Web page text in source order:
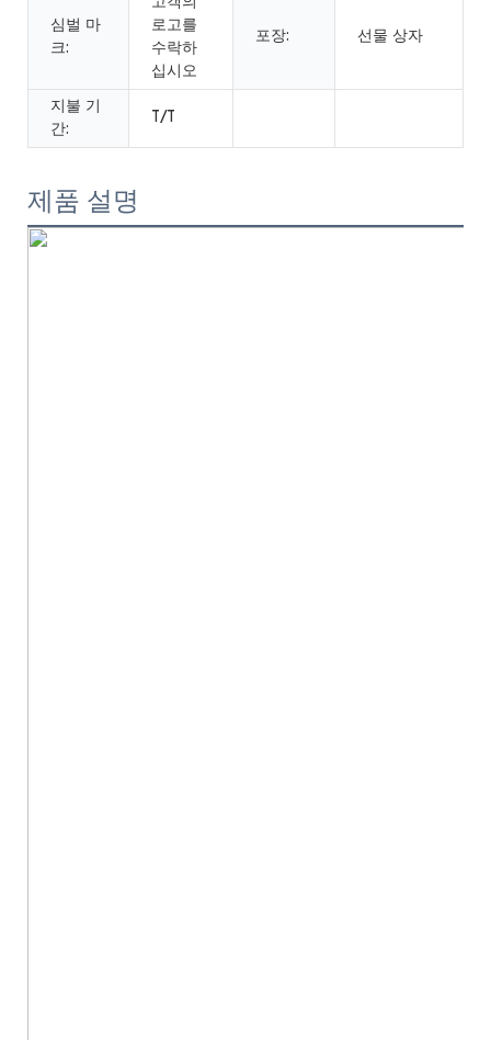
심벌 마
크:
로고를
수락하
십시오
포장: 선물 상자
지불 기
간:
T/T
제품 설명